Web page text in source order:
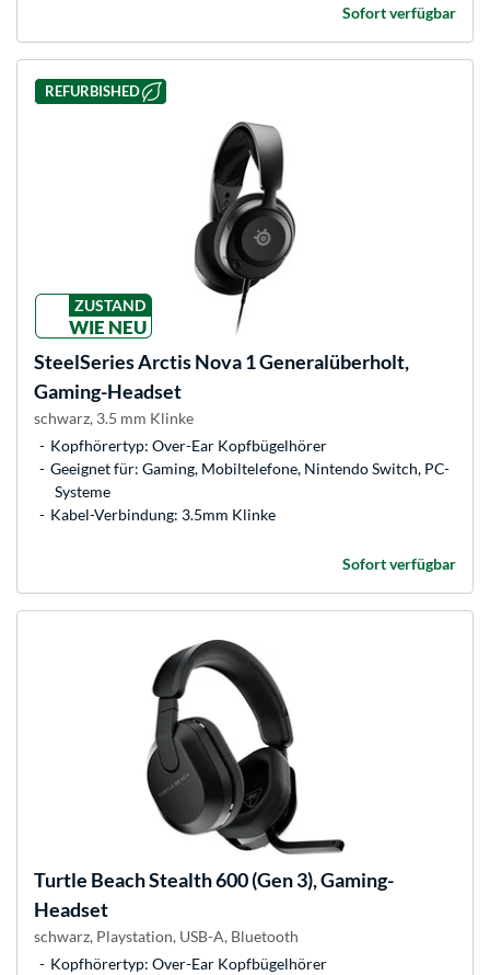
Sofort verfügbar
REFURBISHED
ZUSTAND
WIE NEU
SteelSeriesArctis Nova 1 Generalüberholt,
Gaming-Headset
schwarz, 3.5 mm Klinke
Kopfhörertyp: Over-Ear Kopfbügelhörer
Geeignet für: Gaming, Mobiltelefone, Nintendo Switch, PC-
Systeme
Kabel-Verbindung: 3.5mm Klinke
Sofort verfügbar
Turtle BeachStealth 600 (Gen 3), Gaming-
Headset
schwarz, Playstation, USB-A, Bluetooth
Kopfhörertyp: Over-Ear Kopfbügelhörer